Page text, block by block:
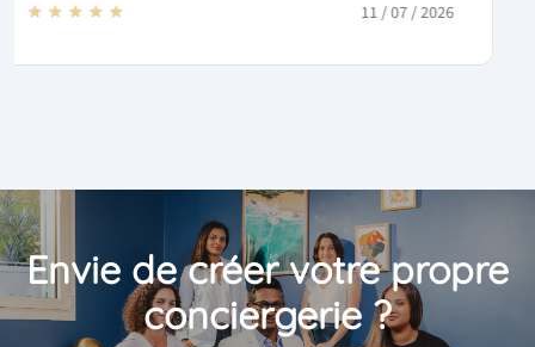
Envie de créer votre propre
conciergerie ?